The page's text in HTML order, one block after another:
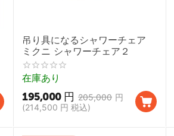
吊り具になるシャワーチェア
ミクニ シャワーチェア２
在庫あり
205,000 円
195,000 円
(214,500 円 税込)